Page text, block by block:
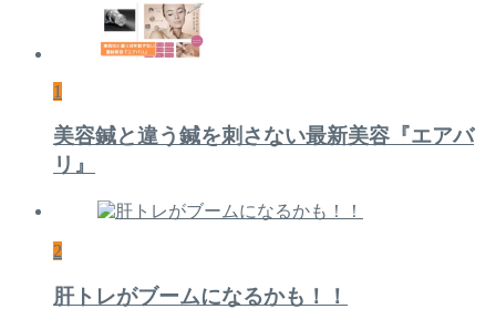
1
美容鍼と違う鍼を刺さない最新美容『エアバ
リ』
2
肝トレがブームになるかも！！